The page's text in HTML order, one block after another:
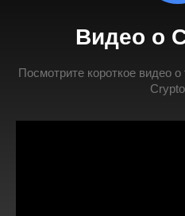
Видео о
Посмотрите короткое видео